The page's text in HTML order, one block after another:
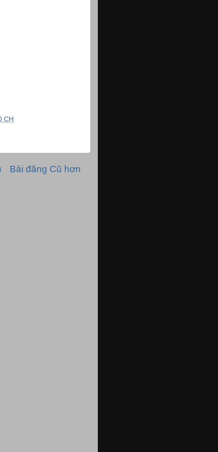
CH
Bài đăng Cũ hơn